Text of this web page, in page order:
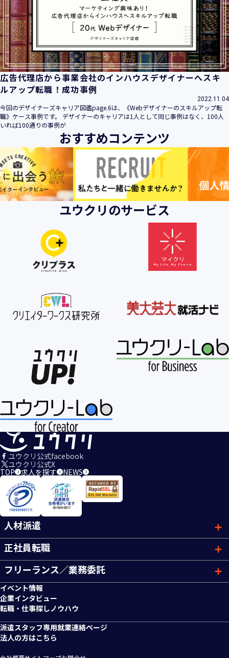
広告代理店から事業会社のインハウスデザイナーへスキ
ルアップ転職！成功事例
2022.11.04
今回のデザイナーズキャリア図鑑page.6は、《Webデザイナーのスキルアップ転
職》ケース事例です。 デザイナーのキャリアは1人として同じ事例はなく、100人
いれば100通りの事例が
おすすめコンテンツ
ユウクリのサービス
ユウクリ公式facebook
ユウクリ公式X
TOP 求人を探す NEWS
人材派遣
正社員転職
フリーランス／業務委託
イベント情報
企業インタビュー
転職・仕事探しノウハウ
派遣スタッフ専用就業連絡ページ
法人の方はこちら